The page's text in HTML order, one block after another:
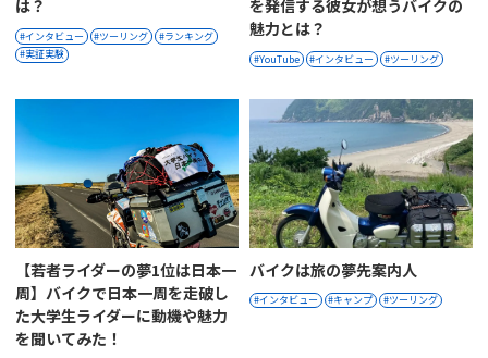
は？
インタビュー ツーリング
ランキング
実証実験
を発信する彼女が想うバイクの
魅力とは？
YouTube インタビュー ツーリング
【若者ライダーの夢1位は日本一
周】バイクで日本一周を走破し
た大学生ライダーに動機や魅力
を聞いてみた！
バイクは旅の夢先案内人
インタビュー キャンプ ツーリング